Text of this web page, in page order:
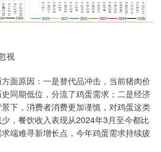
视
原因：一是替代品冲击，当前猪肉价
同期低位，分流了鸡蛋需求；二是经济
下，消费者消费更加谨慎，对鸡蛋这类
，餐饮收入表现从2024年3月至今都比
端难寻新增长点，今年鸡蛋需求持续疲